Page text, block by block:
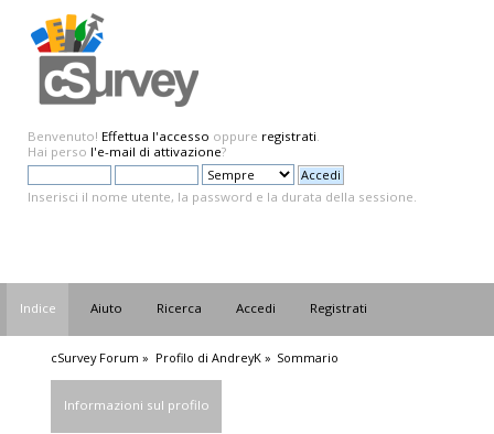
Benvenuto! Effettua l'accesso oppure registrati.
Hai perso l'e-mail di attivazione?
Inserisci il nome utente, la password e la durata della sessione.
Indice Aiuto Ricerca Accedi Registrati
cSurvey Forum » Profilo di AndreyK» Sommario
Informazioni sul profilo